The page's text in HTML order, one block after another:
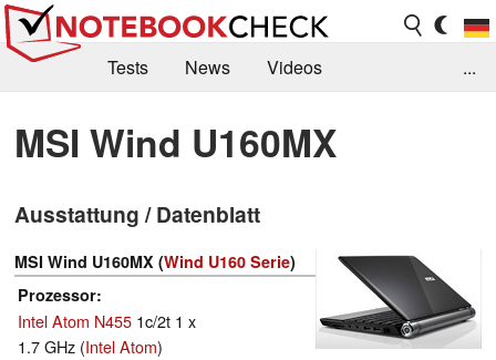
Tests News
Videos
Kaufberatung
Deals Suche
Jobs
Forum
...
MSI Wind U160MX
Ausstattung / Datenblatt
MSI Wind U160MX (Wind U160 Serie)
Prozessor
Intel Atom N455 1c/2t 1 x
1.7 GHz (Intel Atom)